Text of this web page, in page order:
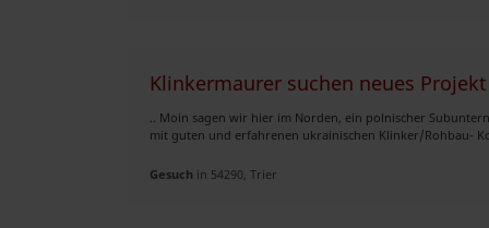
Klinkermaurer suchen neues
.. Moin sagen wir hier im Norden, ein polnischer
mit guten und erfahrenen ukrainischen Klinker/Rohbau-
Gesuch in 54290, Trier